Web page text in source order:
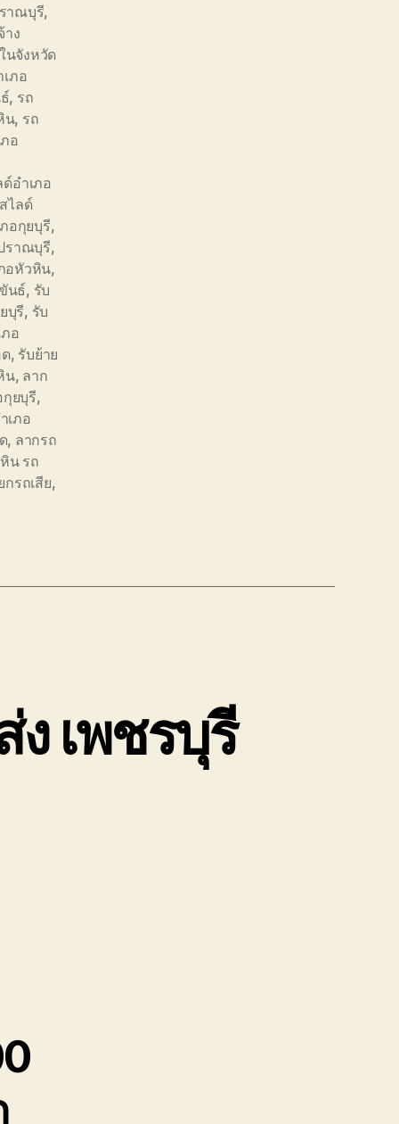
าณบุรี,
าง
นจังหวัด
เภอ
, รถ
น, รถ
อ
อำเภอ
ไลด์
อกุยบุรี,
ราณบุรี,
อหัวหิน,
นธ์, รับ
บุรี, รับ
ภอ
, รับย้าย
น, ลาก
กุยบุรี,
เภอ
, ลากรถ
น รถ
รถเสีย,
เพชรบุรี
จวบคีรีขันธ์